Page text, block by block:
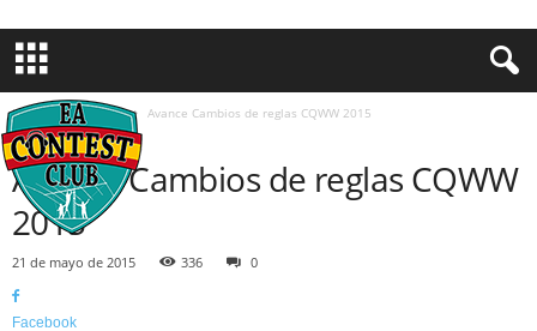
Inicio Concursos Avance Cambios de reglas CQWW 2015
CONCURSOS
Avance Cambios de reglas CQWW
2015
21 de mayo de 2015 336 0
Facebook